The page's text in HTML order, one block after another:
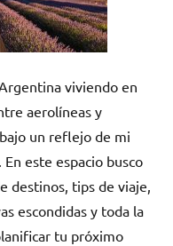
viviendo en
aerolíneas y
un reflejo de mi
este espacio busco
destinos, tips de viaje,
escondidas y toda la
tu próximo